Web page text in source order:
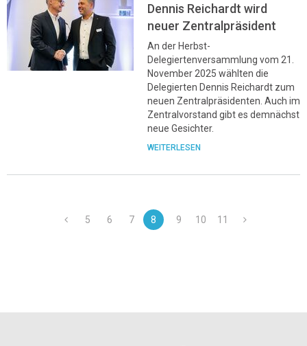
Dennis Reichardt wird
neuer Zentralpräsident
An der Herbst-
Delegiertenversammlung vom 21.
November 2025 wählten die
Delegierten Dennis Reichardt zum
neuen Zentralpräsidenten. Auch im
Zentralvorstand gibt es demnächst
neue Gesichter.
WEITERLESEN
5 6 7 8 9 10 11